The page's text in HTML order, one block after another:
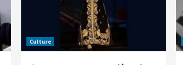
Culture